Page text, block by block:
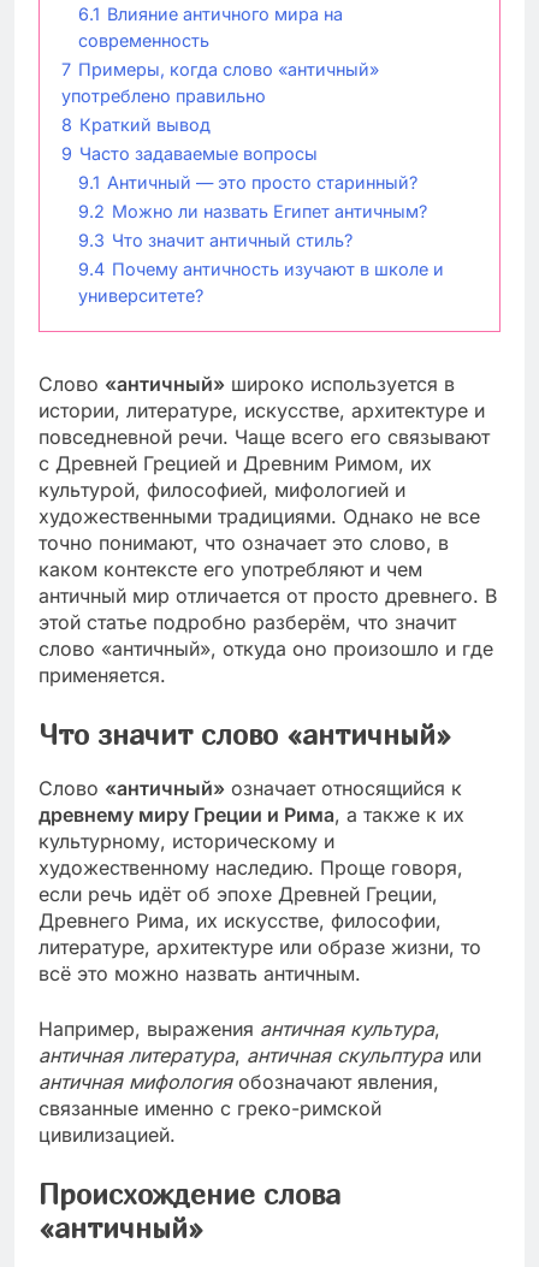
6.1 Влияние античного мира на
современность
7 Примеры, когда слово «античный»
употреблено правильно
8 Краткий вывод
9 Часто задаваемые вопросы
9.1 Античный — это просто старинный?
9.2 Можно ли назвать Египет античным?
9.3 Что значит античный стиль?
9.4 Почему античность изучают в школе и
университете?
Слово «античный» широко используется в
истории, литературе, искусстве, архитектуре и
повседневной речи. Чаще всего его связывают
с Древней Грецией и Древним Римом, их
культурой, философией, мифологией и
художественными традициями. Однако не все
точно понимают, что означает это слово, в
каком контексте его употребляют и чем
античный мир отличается от просто древнего. В
этой статье подробно разберём, что значит
слово «античный», откуда оно произошло и где
применяется.
Что значит слово «античный»
Слово «античный» означает относящийся к
древнему миру Греции и Рима, а также к их
культурному, историческому и
художественному наследию. Проще говоря,
если речь идёт об эпохе Древней Греции,
Древнего Рима, их искусстве, философии,
литературе, архитектуре или образе жизни, то
всё это можно назвать античным.
Например, выражения античная культура,
античная литература, античная скульптураили
античная мифологияобозначают явления,
связанные именно с греко-римской
цивилизацией.
Происхождение слова
«античный»